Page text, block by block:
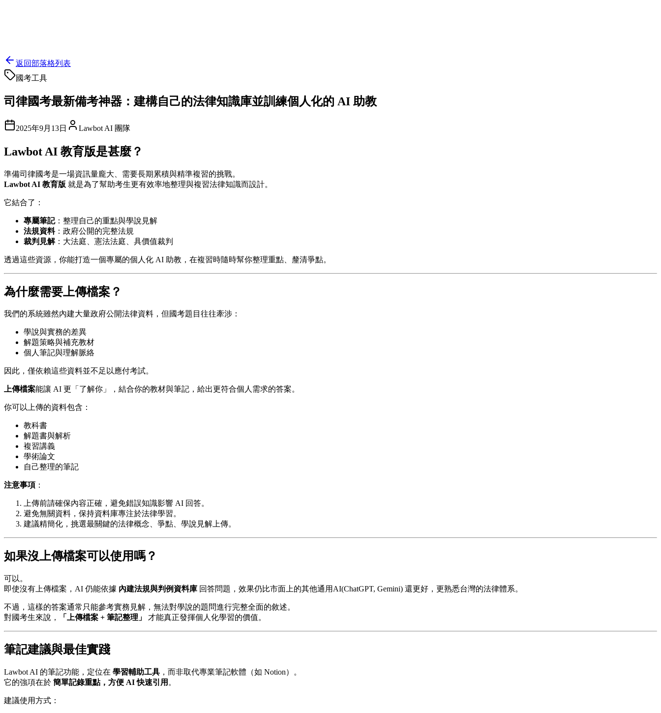
返回部落格列表
國考工具
司律國考最新備考神器：建構自己的法律知識庫並訓練個人化的 AI 助教
2025年9月13日 Lawbot AI 團隊
Lawbot AI 教育版是甚麼？
準備司律國考是一場資訊量龐大、需要長期累積與精準複習的挑戰。
Lawbot AI 教育版 就是為了幫助考生更有效率地整理與複習法律知識而設計。
它結合了：
專屬筆記：整理自己的重點與學說見解
法規資料：政府公開的完整法規
裁判見解：大法庭、憲法法庭、具價值裁判
透過這些資源，你能打造一個專屬的個人化 AI 助教，在複習時隨時幫你整理重點、釐清爭點。
為什麼需要上傳檔案？
我們的系統雖然內建大量政府公開法律資料，但國考題目往往牽涉：
學說與實務的差異
解題策略與補充教材
個人筆記與理解脈絡
因此，僅依賴這些資料並不足以應付考試。
上傳檔案能讓 AI 更「了解你」，結合你的教材與筆記，給出更符合個人需求的答案。
你可以上傳的資料包含：
教科書
解題書與解析
複習講義
學術論文
自己整理的筆記
注意事項 ：
上傳前請確保內容正確，避免錯誤知識影響 AI 回答。
避免無關資料，保持資料庫專注於法律學習。
建議精簡化，挑選最關鍵的法律概念、爭點、學說見解上傳。
如果沒上傳檔案可以使用嗎？
可以。
即使沒有上傳檔案，AI 仍能依據 內建法規與判例資料庫 回答問題，效果仍比市面上的其他通用AI(ChatGPT, Gemini) 還更好，更熟悉台灣的法律體系。
不過，這樣的答案通常只能參考實務見解，無法對學說的題問進行完整全面的敘述。
對國考生來說，
「上傳檔案 + 筆記整理」 才能真正發揮個人化學習的價值。
筆記建議與最佳實踐
Lawbot AI 的筆記功能，定位在 學習輔助工具 ，而非取代專業筆記軟體（如 Notion）。
它的強項在於 簡單記錄重點，方便 AI 快速引用 。
建議使用方式：